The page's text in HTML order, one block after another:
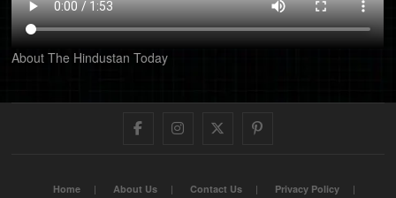
About The Hindustan Today
FacebookInstagram
TwitterPinterest
Home About Us Contact Us Privacy Policy